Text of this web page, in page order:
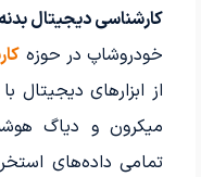
کارشناسی دیجیتال
خودروشاپ در حوزه
میکرون و دیاگ
تمامی داده‌های